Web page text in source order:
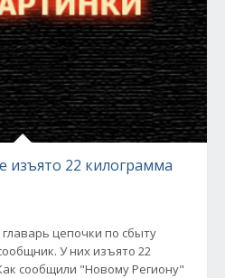
изъято 22 килограмма
цепочки по сбыту
У них изъято 22
сообщили "Новому Региону"